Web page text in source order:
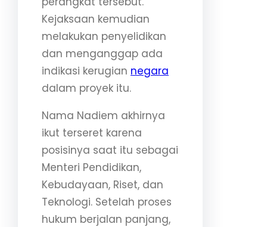
Kejaksaan kemudian
melakukan penyelidikan
dan menganggap ada
indikasi kerugian negara
dalam proyek itu.
Nama Nadiem akhirnya
ikut terseret karena
posisinya saat itu sebagai
Menteri Pendidikan,
Kebudayaan, Riset, dan
Teknologi. Setelah proses
hukum berjalan panjang,